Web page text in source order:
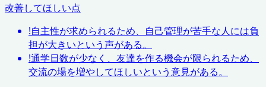
改善してほしい点
!自主性が求められるため、自己管理が苦手な人には負
担が大きいという声がある。
!通学日数が少なく、友達を作る機会が限られるため、
交流の場を増やしてほしいという意見がある。